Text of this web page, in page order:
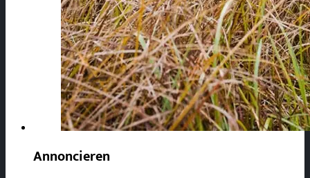
Annoncieren